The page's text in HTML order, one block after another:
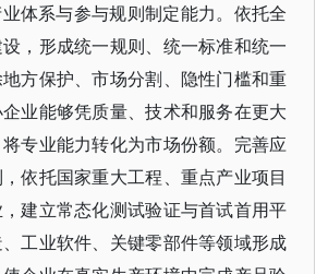
体系与参与规则制定能力。依托全
，形成统一规则、统一标准和统一
方保护、市场分割、隐性门槛和重
业能够凭质量、技术和服务在更大
专业能力转化为市场份额。完善应
依托国家重大工程、重点产业项目
建立常态化测试验证与首试首用平
工业软件、关键零部件等领域形成